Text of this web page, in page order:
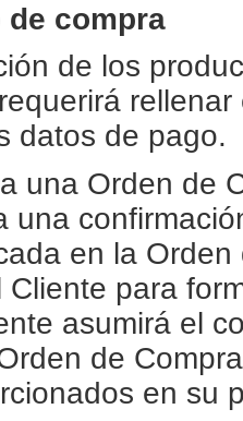
compra
de los
datos de pago.
una Orden de
una
en la
para
asumirá el
de
en su